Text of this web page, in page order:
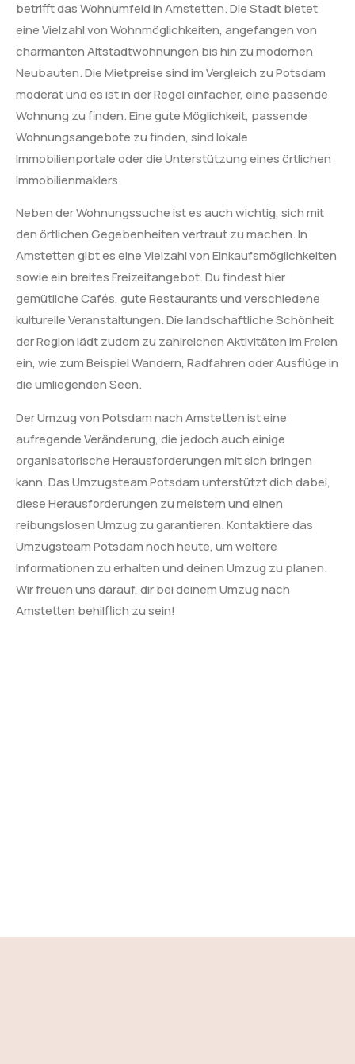
betrifft das Wohnumfeld in Amstetten. Die Stadt bietet
eine Vielzahl von Wohnmöglichkeiten, angefangen von
charmanten Altstadtwohnungen bis hin zu modernen
Neubauten. Die Mietpreise sind im Vergleich zu Potsdam
moderat und es ist in der Regel einfacher, eine passende
Wohnung zu finden. Eine gute Möglichkeit, passende
Wohnungsangebote zu finden, sind lokale
Immobilienportale oder die Unterstützung eines örtlichen
Immobilienmaklers.
Neben der Wohnungssuche ist es auch wichtig, sich mit
den örtlichen Gegebenheiten vertraut zu machen. In
Amstetten gibt es eine Vielzahl von Einkaufsmöglichkeiten
sowie ein breites Freizeitangebot. Du findest hier
gemütliche Cafés, gute Restaurants und verschiedene
kulturelle Veranstaltungen. Die landschaftliche Schönheit
der Region lädt zudem zu zahlreichen Aktivitäten im Freien
ein, wie zum Beispiel Wandern, Radfahren oder Ausflüge in
die umliegenden Seen.
Der Umzug von Potsdam nach Amstetten ist eine
aufregende Veränderung, die jedoch auch einige
organisatorische Herausforderungen mit sich bringen
kann. Das Umzugsteam Potsdam unterstützt dich dabei,
diese Herausforderungen zu meistern und einen
reibungslosen Umzug zu garantieren. Kontaktiere das
Umzugsteam Potsdam noch heute, um weitere
Informationen zu erhalten und deinen Umzug zu planen.
Wir freuen uns darauf, dir bei deinem Umzug nach
Amstetten behilflich zu sein!